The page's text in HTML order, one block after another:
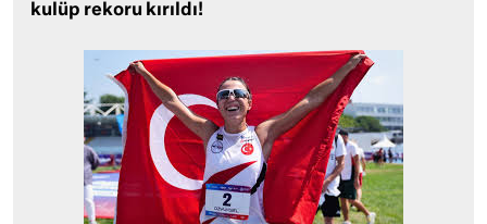
kulüp rekoru kırıldı!